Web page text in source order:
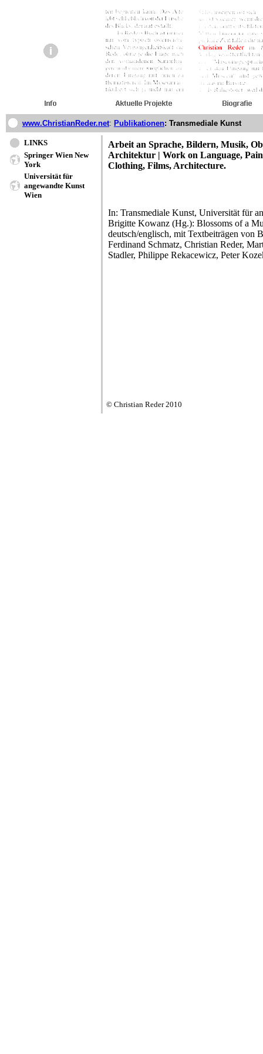
www.ChristianReder.net: Publikationen: Transmediale Kunst
LINKS
Springer Wien New
York
Universität für
angewandte Kunst
Wien
Arbeit an Sprache, Bildern, Musik,
Architektur | Work on Language,
Clothing, Films, Architecture.
In: Transmediale Kunst, Universität für
Brigitte Kowanz (Hg.): Blossoms of a
deutsch/englisch, mit Textbeiträgen von
Ferdinand Schmatz, Christian Reder,
Stadler, Philippe Rekacewicz, Peter
© Christian Reder 2010